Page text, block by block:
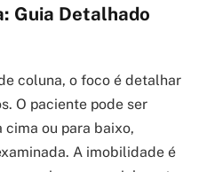
Guia Detalhado
coluna, o foco é detalhar
O paciente pode ser
ou para baixo,
A imobilidade é